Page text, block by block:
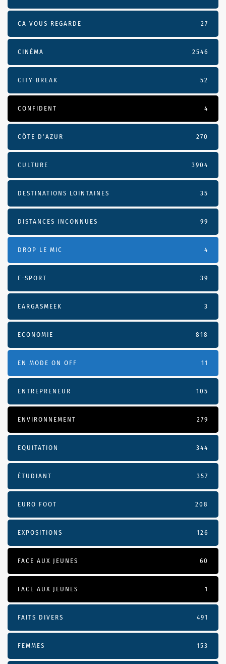
CA VOUS REGARDE 27
CINÉMA 2546
CITY-BREAK 52
CONFIDENT 4
CÔTE D’AZUR 270
CULTURE 3904
DESTINATIONS LOINTAINES 35
DISTANCES INCONNUES 99
DROP LE MIC 4
E-SPORT 39
EARGASMEEK 3
ECONOMIE 818
EN MODE ON OFF 11
ENTREPRENEUR 105
ENVIRONNEMENT 279
EQUITATION 344
ÉTUDIANT 357
EURO FOOT 208
EXPOSITIONS 126
FACE AUX JEUNES 60
FACE AUX JEUNES 1
FAITS DIVERS 491
FEMMES 153